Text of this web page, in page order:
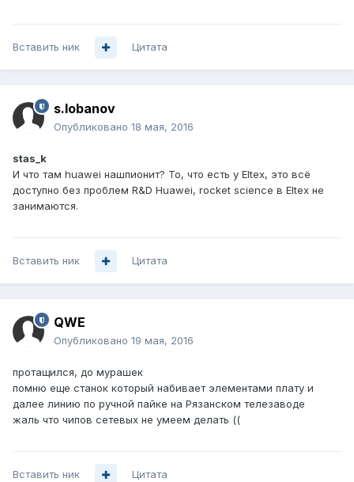
Вставить ник Цитата
s.lobanov
Опубликовано 18 мая, 2016
stas_k
И что там huawei нашпионит? То, что есть у Eltex, это всё
доступно без проблем R&D Huawei, rocket science в Eltex не
занимаются.
Вставить ник Цитата
QWE
Опубликовано 19 мая, 2016
протащился, до мурашек
помню еще станок который набивает элементами плату и
далее линию по ручной пайке на Рязанском телезаводе
жаль что чипов сетевых не умеем делать ((
Вставить ник Цитата